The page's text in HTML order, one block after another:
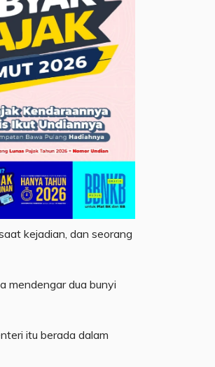
kejadian, dan seorang
mendengar dua bunyi
itu berada dalam